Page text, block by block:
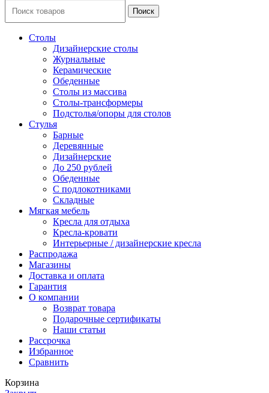
Поиск
Столы
Дизайнерские столы
Журнальные
Керамические
Обеденные
Столы из массива
Столы-трансформеры
Подстолья/опоры для столов
Стулья
Барные
Деревянные
Дизайнерские
До 250 рублей
Обеденные
С подлокотниками
Складные
Мягкая мебель
Кресла для отдыха
Кресла-кровати
Интерьерные / дизайнерские кресла
Распродажа
Магазины
Доставка и оплата
Гарантия
О компании
Возврат товара
Подарочные сертификаты
Наши статьи
Рассрочка
Избранное
Сравнить
Корзина